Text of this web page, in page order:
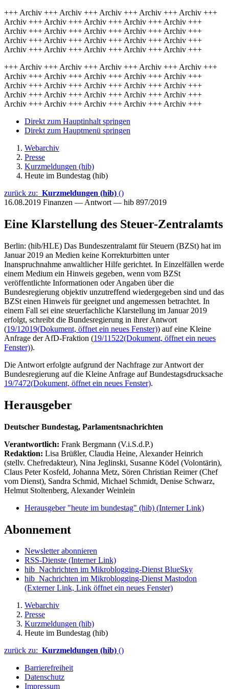
+++ Archiv +++ Archiv +++ Archiv +++ Archiv +++ Archiv +++
Archiv +++ Archiv +++ Archiv +++ Archiv +++ Archiv +++
Archiv +++ Archiv +++ Archiv +++ Archiv +++ Archiv +++
Archiv +++ Archiv +++ Archiv +++ Archiv +++ Archiv +++
Archiv +++ Archiv +++ Archiv +++ Archiv +++ Archiv +++
+++ Archiv +++ Archiv +++ Archiv +++ Archiv +++ Archiv +++
Archiv +++ Archiv +++ Archiv +++ Archiv +++ Archiv +++
Archiv +++ Archiv +++ Archiv +++ Archiv +++ Archiv +++
Archiv +++ Archiv +++ Archiv +++ Archiv +++ Archiv +++
Archiv +++ Archiv +++ Archiv +++ Archiv +++ Archiv +++
Direkt zum Hauptinhalt springen
Direkt zum Hauptmenü springen
Webarchiv
Presse
Kurzmeldungen (hib)
Heute im Bundestag (hib)
zurück zu: Kurzmeldungen (hib) ()
16.08.2019 Finanzen — Antwort — hib 897/2019
Eine Klarstellung des Steuer-Zentralamts
Berlin: (hib/HLE) Das Bundeszentralamt für Steuern (BZSt) hat im
Januar 2019 an Medien keine Korrekturbitten unter
Inanspruchnahme anwaltlicher Hilfe gerichtet. In Einzelfällen werde
einem Medium ein Hinweis gegeben, wenn vom BZSt
veröffentlichte Informationen oder Angaben über die
Bundesregierung objektiv unzutreffend wiedergegeben sind und das
BZSt einen Hinweis für geeignet und angemessen betrachtet. In
einem Fall sei eine steuerfachliche Klarstellung im Januar 2019
erfolgt, schreibt die Bundesregierung in ihrer Antwort
(19/12019(Dokument, öffnet ein neues Fenster)) auf eine Kleine
Anfrage der AfD-Fraktion (19/11522(Dokument, öffnet ein neues
Fenster)).
Die Antwort erfolgte aufgrund der Nachfrage zur Antwort der
Bundesregierung auf die Kleine Anfrage auf Bundestagsdrucksache
19/7472(Dokument, öffnet ein neues Fenster).
Herausgeber
Deutscher Bundestag, Parlamentsnachrichten
Verantwortlich: Frank Bergmann (V.i.S.d.P.)
Redaktion: Lisa Brüßler, Claudia Heine, Alexander Heinrich
(stellv. Chefredakteur), Nina Jeglinski, Susanne Ködel (Volontärin),
Claus Peter Kosfeld, Johanna Metz, Sören Christian Reimer (Chef
vom Dienst), Sandra Schmid, Michael Schmidt, Denise Schwarz,
Helmut Stoltenberg, Alexander Weinlein
Herausgeber "heute im bundestag" (hib) (Interner Link)
Abonnement
Newsletter abonnieren
RSS-Dienste (Interner Link)
hib_Nachrichten im Mikroblogging-Dienst BlueSky
hib_Nachrichten im Mikroblogging-Dienst Mastodon
(Externer Link, Link öffnet ein neues Fenster)
Webarchiv
Presse
Kurzmeldungen (hib)
Heute im Bundestag (hib)
zurück zu: Kurzmeldungen (hib) ()
Barrierefreiheit
Datenschutz
Impressum